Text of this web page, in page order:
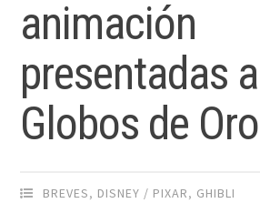
animación
presentadas
Globos de Oro
BREVES, DISNEY / PIXAR, GHIBLI